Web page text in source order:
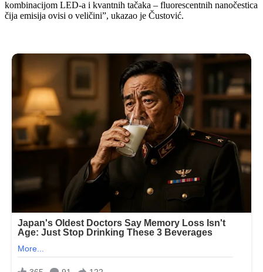
kombinacijom LED-a i kvantnih tačaka – fluorescentnih nanočestica
čija emisija ovisi o veličini”, ukazao je Čustović.